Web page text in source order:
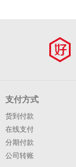
支付方式
货到付款
在线支付
分期付款
公司转账